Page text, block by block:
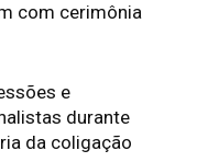
com cerimônia
e
durante
da coligação